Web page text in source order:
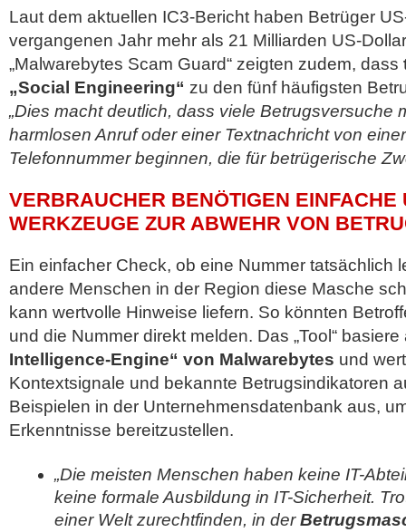
Laut dem aktuellen IC3-Bericht haben Betrüger
vergangenen Jahr mehr als 21 Milliarden US-
„Malwarebytes Scam Guard“ zeigten zudem, dass
„Social Engineering“ zu den fünf häufigsten
„Dies macht deutlich, dass viele Betrugsversuche
harmlosen Anruf oder einer Textnachricht von
Telefonnummer beginnen, die für betrügerische
VERBRAUCHER BENÖTIGEN EINFACHE
WERKZEUGE ZUR ABWEHR VON
Ein einfacher Check, ob eine Nummer tatsächlich
andere Menschen in der Region diese Masche
kann wertvolle Hinweise liefern. So könnten
und die Nummer direkt melden. Das „Tool“
Intelligence-Engine“ von Malwarebytes und
Kontextsignale und bekannte Betrugsindikatoren
Beispielen in der Unternehmensdatenbank aus,
Erkenntnisse bereitzustellen.
„Die meisten Menschen haben keine IT-
keine formale Ausbildung in IT-Sicherheit.
einer Welt zurechtfinden, in der